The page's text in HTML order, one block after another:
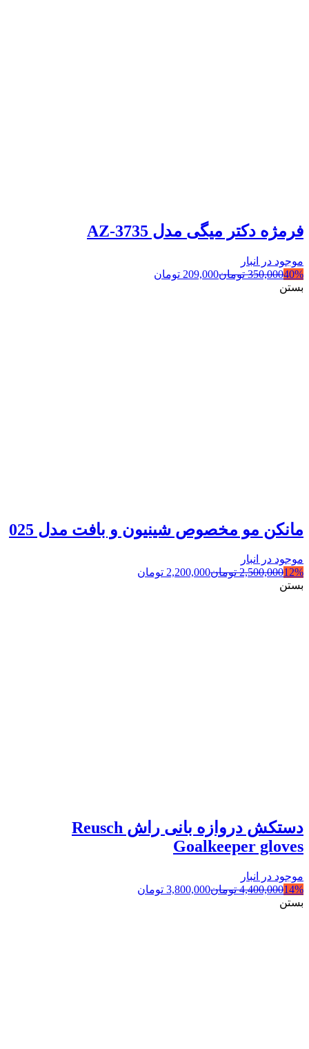
فرمژه دکتر میگی مدل AZ-3735
موجود در انبار
40%
350,000 تومان209,000 تومان
بستن
مانکن مو مخصوص شینیون و بافت مدل 025
موجود در انبار
12%
2,500,000 تومان2,200,000 تومان
بستن
دستکش دروازه بانی راش Reusch
Goalkeeper gloves
موجود در انبار
14%
4,400,000 تومان3,800,000 تومان
بستن